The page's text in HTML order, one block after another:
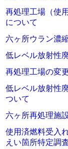
再処理工場（使
について
六ヶ所ウラン濃
低レベル放射性
再処理工場の変
低レベル放射性
ついて
六ヶ所再処理施
使用済燃料受入
えい箇所特定調